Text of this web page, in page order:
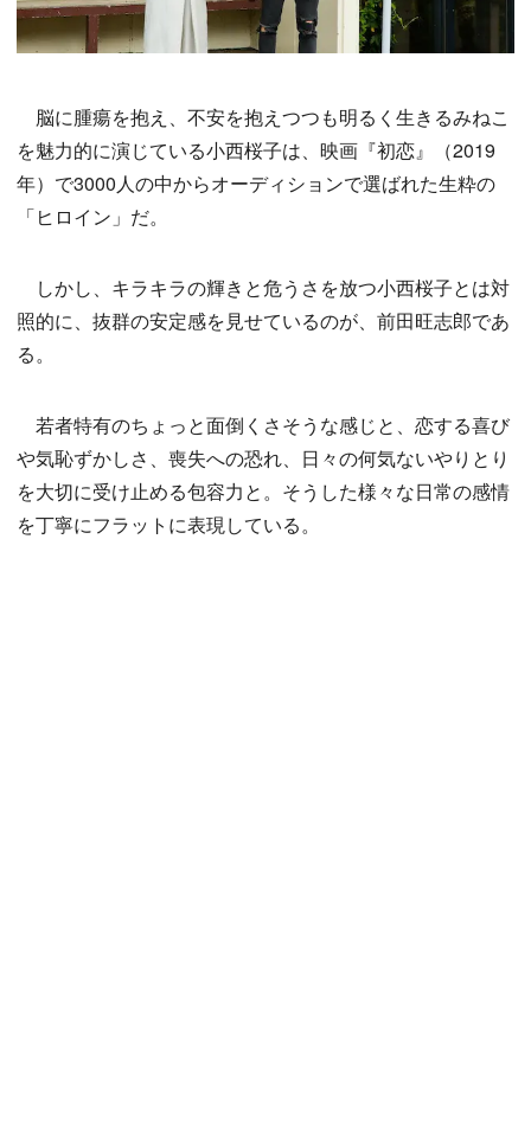
脳に腫瘍を抱え、不安を抱えつつも明るく生きるみねこ
を魅力的に演じている小西桜子は、映画『初恋』（2019
年）で3000人の中からオーディションで選ばれた生粋の
「ヒロイン」だ。
しかし、キラキラの輝きと危うさを放つ小西桜子とは対
照的に、抜群の安定感を見せているのが、前田旺志郎であ
る。
若者特有のちょっと面倒くさそうな感じと、恋する喜び
や気恥ずかしさ、喪失への恐れ、日々の何気ないやりとり
を大切に受け止める包容力と。そうした様々な日常の感情
を丁寧にフラットに表現している。